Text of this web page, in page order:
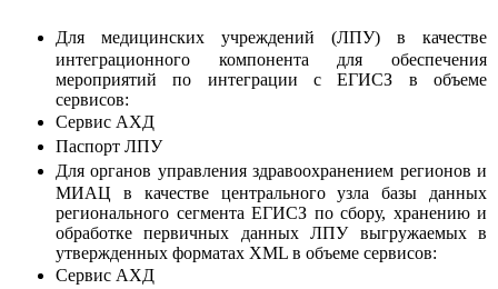
Для медицинских учреждений (ЛПУ) в качестве
интеграционного компонента для обеспечения
мероприятий по интеграции с ЕГИСЗ в объеме
сервисов:
Сервис АХД
Паспорт ЛПУ
Для органов управления здравоохранением регионов и
МИАЦ в качестве центрального узла базы данных
регионального сегмента ЕГИСЗ по сбору, хранению и
обработке первичных данных ЛПУ выгружаемых в
утвержденных форматах XML в объеме сервисов:
Сервис АХД